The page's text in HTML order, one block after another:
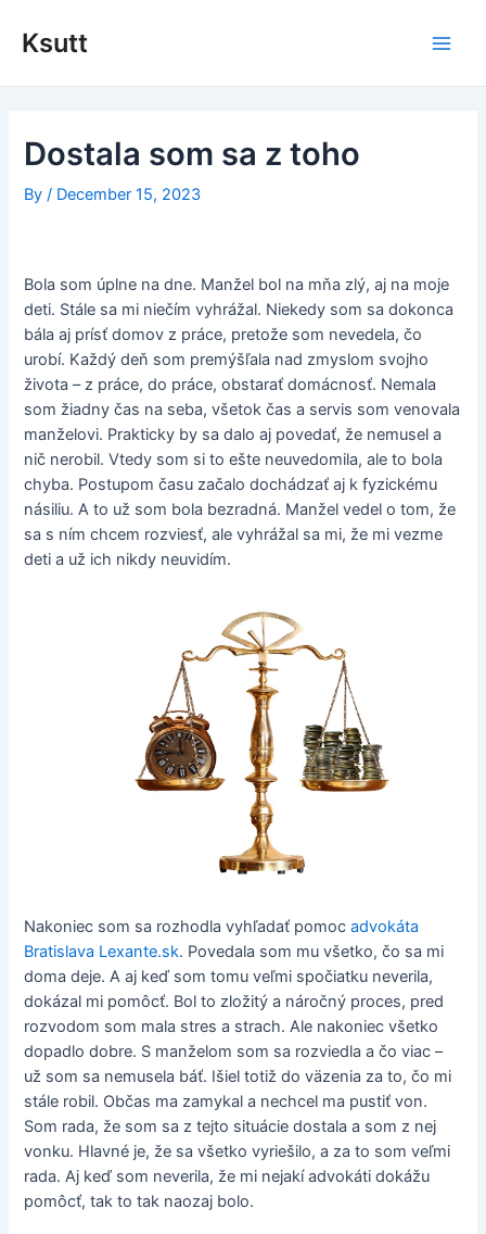
Ksutt
Dostala som sa z toho
By/ December 15, 2023
Bola som úplne na dne. Manžel bol na mňa zlý, aj na moje
deti. Stále sa mi niečím vyhrážal. Niekedy som sa dokonca
bála aj prísť domov z práce, pretože som nevedela, čo
urobí. Každý deň som premýšľala nad zmyslom svojho
života – z práce, do práce, obstarať domácnosť. Nemala
som žiadny čas na seba, všetok čas a servis som venovala
manželovi. Prakticky by sa dalo aj povedať, že nemusel a
nič nerobil. Vtedy som si to ešte neuvedomila, ale to bola
chyba. Postupom času začalo dochádzať aj k fyzickému
násiliu. A to už som bola bezradná. Manžel vedel o tom, že
sa s ním chcem rozviesť, ale vyhrážal sa mi, že mi vezme
deti a už ich nikdy neuvidím.
Nakoniec som sa rozhodla vyhľadať pomocadvokáta
Bratislava Lexante.sk. Povedala som mu všetko, čo sa mi
doma deje. A aj keď som tomu veľmi spočiatku neverila,
dokázal mi pomôcť. Bol to zložitý a náročný proces, pred
rozvodom som mala stres a strach. Ale nakoniec všetko
dopadlo dobre. S manželom som sa rozviedla a čo viac –
už som sa nemusela báť. Išiel totiž do väzenia za to, čo mi
stále robil. Občas ma zamykal a nechcel ma pustiť von.
Som rada, že som sa z tejto situácie dostala a som z nej
vonku. Hlavné je, že sa všetko vyriešilo, a za to som veľmi
rada. Aj keď som neverila, že mi nejakí advokáti dokážu
pomôcť, tak to tak naozaj bolo.